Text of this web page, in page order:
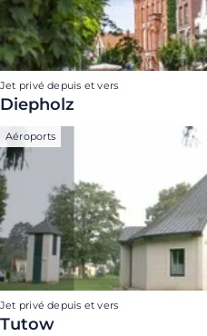
Jet privé depuis et vers
Diepholz
Aéroports
Jet privé depuis et vers
Tutow